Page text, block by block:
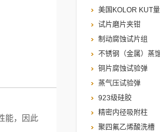
美国KOLOR KUT
试片磨片夹钳
制动腐蚀试片组
不锈钢（金属）蒸
铜片腐蚀试验弹
蒸气压试验弹
923级硅胶
精密内径吸附柱
聚四氟乙烯酸洗槽
能，因此